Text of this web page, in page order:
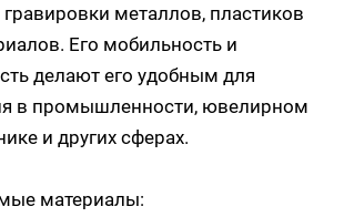
металлов, пластиков
Его мобильность и
делают его удобным для
в промышленности, ювелирном
и других сферах.
материалы: